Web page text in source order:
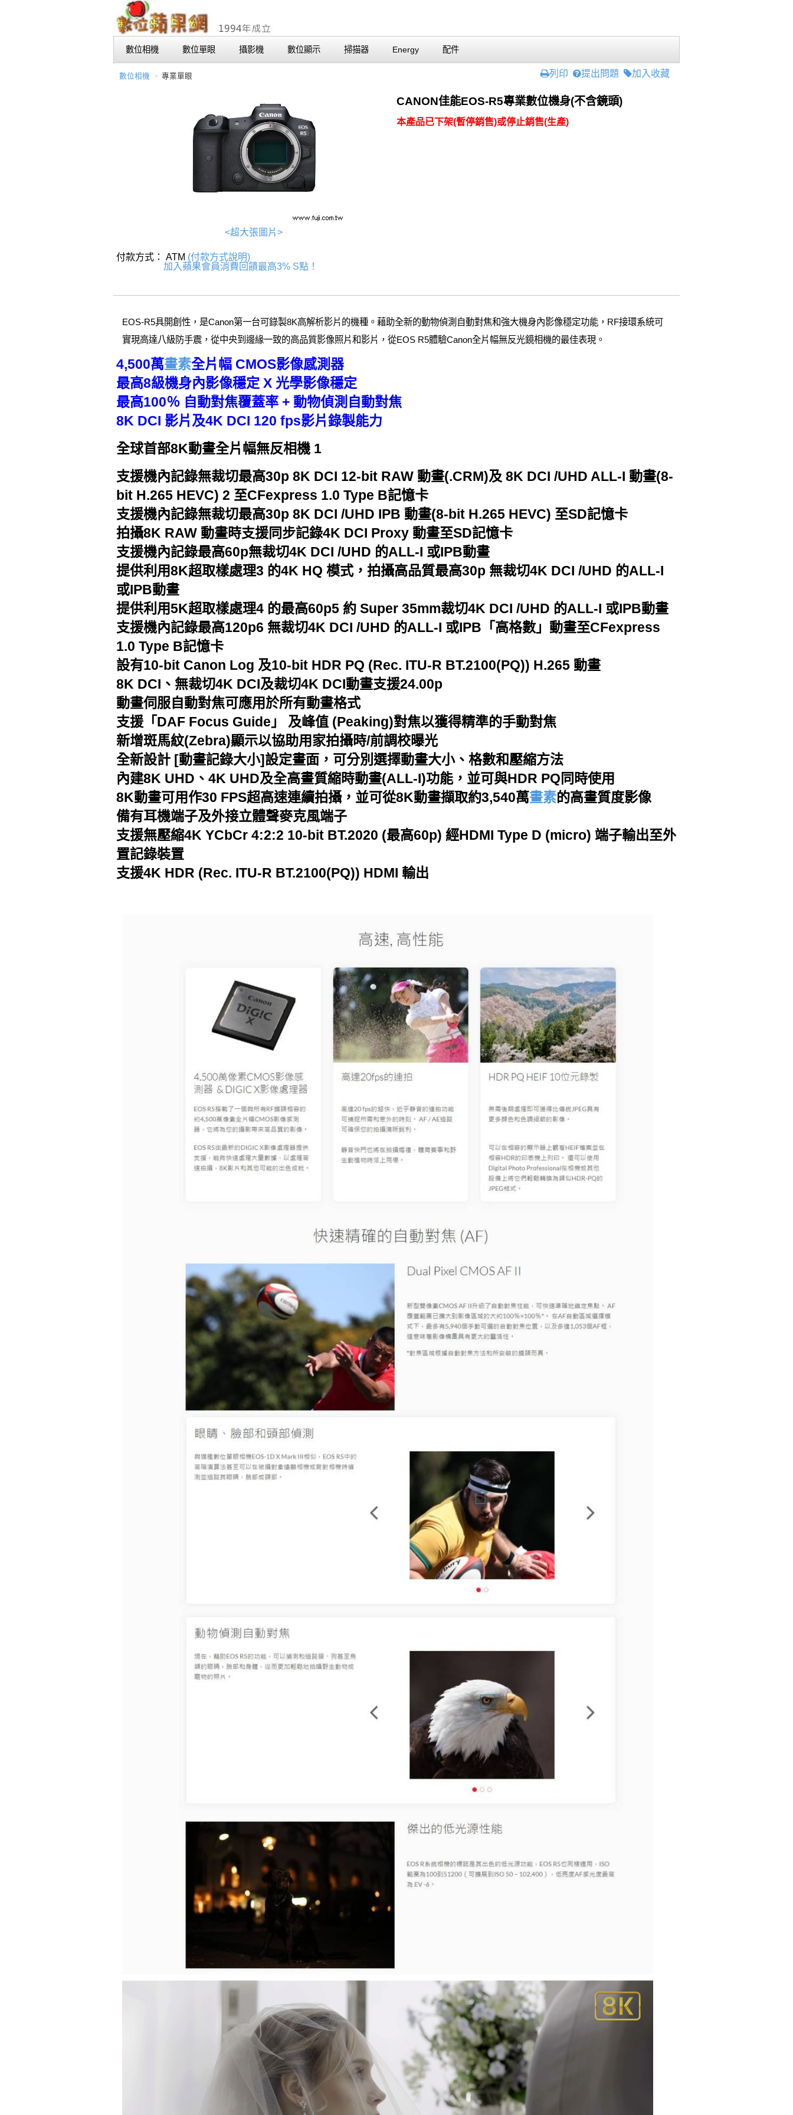
數位相機 數位單眼 攝影機 數位顯示 掃描器 Energy 配件
數位相機 專業單眼
<超大張圖片>
付款方式： ATM (付款方式說明)
加入蘋果會員消費回饋最高3% S點！
列印 提出問題 加入收藏
CANON佳能EOS-R5專業數位機身(不含鏡頭)
本產品已下架(暫停銷售)或停止銷售(生產)
EOS-R5具開創性，是Canon第一台可錄製8K高解析影片的機種。藉助全新的動物偵測自動對焦和強大機身內影像穩定功能，RF接環系統可
實現高達八級防手震，從中央到邊緣一致的高品質影像照片和影片，從EOS R5體驗Canon全片幅無反光鏡相機的最佳表現。
4,500萬畫素全片幅 CMOS影像感測器
最高8級機身內影像穩定 X 光學影像穩定
最高100％ 自動對焦覆蓋率 + 動物偵測自動對焦
8K DCI 影片及4K DCI 120 fps影片錄製能力
全球首部8K動畫全片幅無反相機 1
支援機內記錄無裁切最高30p 8K DCI 12-bit RAW 動畫(.CRM)及 8K DCI /UHD ALL-I 動畫(8-
bit H.265 HEVC) 2 至CFexpress 1.0 Type B記憶卡
支援機內記錄無裁切最高30p 8K DCI /UHD IPB 動畫(8-bit H.265 HEVC) 至SD記憶卡
拍攝8K RAW 動畫時支援同步記錄4K DCI Proxy 動畫至SD記憶卡
支援機內記錄最高60p無裁切4K DCI /UHD 的ALL-I 或IPB動畫
提供利用8K超取樣處理3 的4K HQ 模式，拍攝高品質最高30p 無裁切4K DCI /UHD 的ALL-I
或IPB動畫
提供利用5K超取樣處理4 的最高60p5 約 Super 35mm裁切4K DCI /UHD 的ALL-I 或IPB動畫
支援機內記錄最高120p6 無裁切4K DCI /UHD 的ALL-I 或IPB「高格數」動畫至CFexpress
1.0 Type B記憶卡
設有10-bit Canon Log 及10-bit HDR PQ (Rec. ITU-R BT.2100(PQ)) H.265 動畫
8K DCI、無裁切4K DCI及裁切4K DCI動畫支援24.00p
動畫伺服自動對焦可應用於所有動畫格式
支援「DAF Focus Guide」 及峰值 (Peaking)對焦以獲得精準的手動對焦
新增斑馬紋(Zebra)顯示以協助用家拍攝時/前調校曝光
全新設計 [動畫記錄大小]設定畫面，可分別選擇動畫大小、格數和壓縮方法
內建8K UHD、4K UHD及全高畫質縮時動畫(ALL-I)功能，並可與HDR PQ同時使用
8K動畫可用作30 FPS超高速連續拍攝，並可從8K動畫擷取約3,540萬畫素的高畫質度影像
備有耳機端子及外接立體聲麥克風端子
支援無壓縮4K YCbCr 4:2:2 10-bit BT.2020 (最高60p) 經HDMI Type D (micro) 端子輸出至外
置記錄裝置
支援4K HDR (Rec. ITU-R BT.2100(PQ)) HDMI 輸出